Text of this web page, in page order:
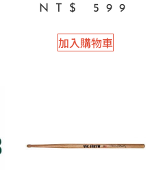
評分
5.00
NT$ 599
加入購物車